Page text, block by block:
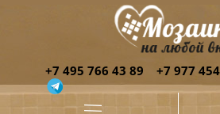
+7 495 766 43 89 +7 977